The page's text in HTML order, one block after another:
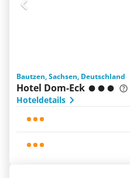
Bautzen, Sachsen, Deutschland
Hotel Dom-Eck
Hoteldetails